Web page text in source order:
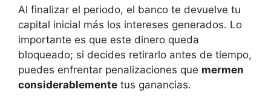
Al finalizar el periodo, el banco te devuelve tu
capital inicial más los intereses generados. Lo
importante es que este dinero queda
bloqueado; si decides retirarlo antes de tiempo,
puedes enfrentar penalizaciones que mermen
considerablemente tus ganancias.